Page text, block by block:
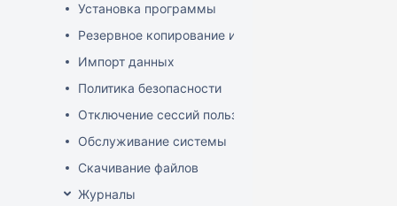
Установка программы
Резервное копирование и восстановление базы
Импорт данных
Политика безопасности
Отключение сессий пользователя
Обслуживание системы
Скачивание файлов
Журналы